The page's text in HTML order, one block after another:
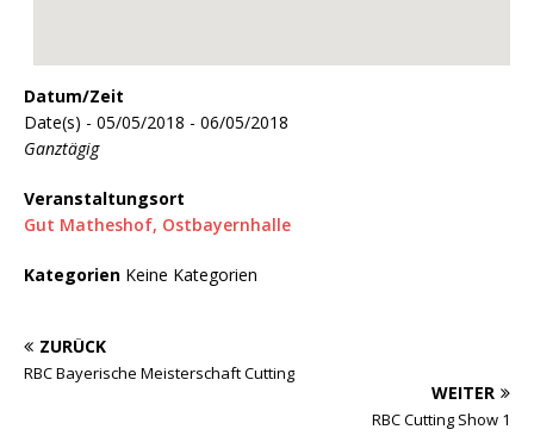
Datum/Zeit
Date(s) - 05/05/2018 - 06/05/2018
Ganztägig
Veranstaltungsort
Gut Matheshof, Ostbayernhalle
Kategorien Keine Kategorien
ZURÜCK
RBC Bayerische Meisterschaft Cutting
WEITER
RBC Cutting Show 1